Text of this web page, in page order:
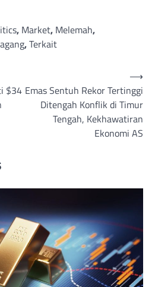
, Market, Melemah,
,Terkait
$34 Emas Sentuh Rekor Tertinggi
Ditengah Konflik di Timur
Tengah, Kekhawatiran
Ekonomi AS
⟶